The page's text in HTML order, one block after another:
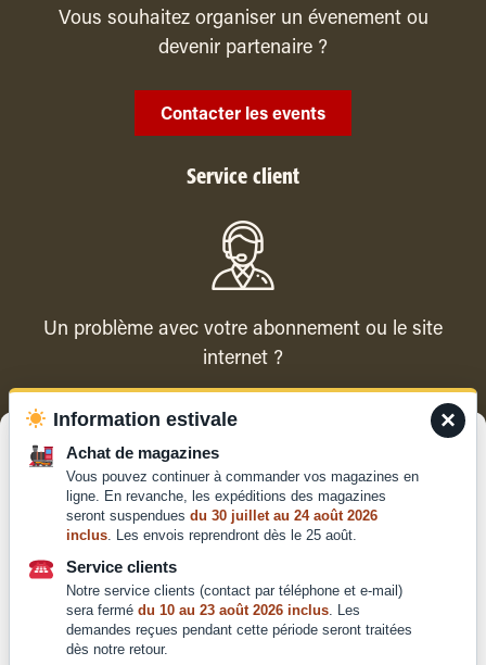
Pour offrir les meilleures expériences, nous utilisons des technologies
telles que les cookies pour stocker et/ou accéder aux informations des
appareils. Le fait de consentir à ces technologies nous permettra de
traiter des données telles que le comportement de navigation ou les ID
uniques sur ce site. Le fait de ne pas consentir ou de retirer son
consentement peut avoir un effet négatif sur certaines caractéristiques
et fonctions.
Vous souhaitez organiser un évenement ou
devenir partenaire ?
Contacter les events
Service client
Un problème avec votre abonnement ou le site
internet ?
Contacter le service client
Mentions légales
Conditions générales de
vente et d'utilisation
×
Information estivale
Achat de magazines
Vous pouvez continuer à commander vos magazines en
ligne. En revanche, les expéditions des magazines
seront suspendues du 30 juillet au 24 août 2026
inclus. Les envois reprendront dès le 25 août.
Service clients
Notre service clients (contact par téléphone et e-mail)
sera fermé du 10 au 23 août 2026 inclus. Les
demandes reçues pendant cette période seront traitées
dès notre retour.